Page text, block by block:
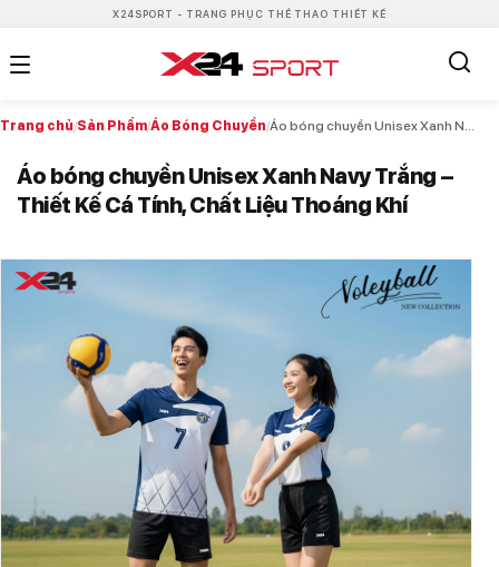
X24SPORT - TRANG PHỤC THỂ THAO THIẾT KẾ
Trang chủ/Sản Phẩm/Áo Bóng Chuyền/ Áo bóng chuyền Unisex Xanh Navy Trắng – Thiết Kế Cá Tính, Chất Liệu Thoáng Khí
Áo bóng chuyền Unisex Xanh Navy Trắng –
Thiết Kế Cá Tính, Chất Liệu Thoáng Khí